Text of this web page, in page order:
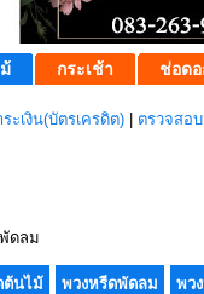
กระเช้า ช่อดอ
ะเงิน(บัตรเครดิต) ตรวจสอ
ดลม
ต้นไม้ พวงหรีดพัดลม พว